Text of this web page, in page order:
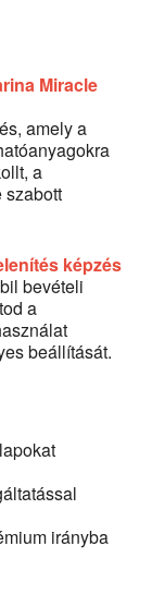
Miracle
amely a
a
szabott
képzés
bevételi
a
beállítását.
irányba